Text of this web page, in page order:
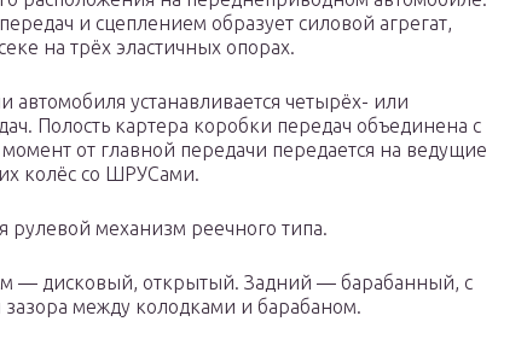
и сцеплением образует силовой агрегат,
на трёх эластичных опорах.
автомобиля устанавливается четырёх- или
Полость картера коробки передач объединена с
от главной передачи передается на ведущие
колёс со ШРУСами.
рулевой механизм реечного типа.
— дисковый, открытый. Задний — барабанный, с
между колодками и барабаном.